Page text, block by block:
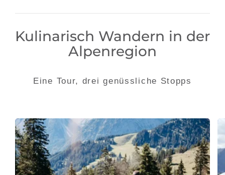
Kulinarisch Wandern in der
Alpenregion
Eine Tour, drei genüssliche Stopps